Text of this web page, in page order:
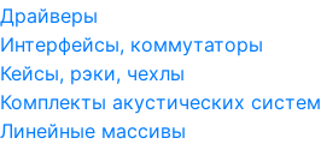
Драйверы
Интерфейсы, коммутаторы
Кейсы, рэки, чехлы
Комплекты акустических систем
Линейные массивы